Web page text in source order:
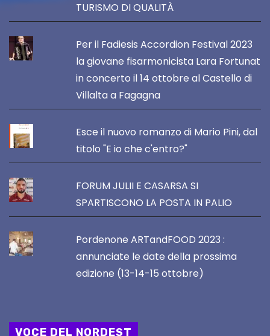
TURISMO DI QUALITÀ
Per il Fadiesis Accordion Festival 2023
la giovane fisarmonicista Lara Fortunat
in concerto il 14 ottobre al Castello di
Villalta a Fagagna
Esce il nuovo romanzo di Mario Pini, dal
titolo "E io che c'entro?"
FORUM JULII E CASARSA SI
SPARTISCONO LA POSTA IN PALIO
Pordenone ARTandFOOD 2023 :
annunciate le date della prossima
edizione (13-14-15 ottobre)
VOCE DEL NORDEST